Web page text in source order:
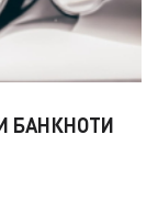
БАНКНОТИ